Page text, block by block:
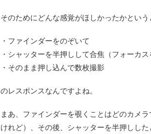
そのためにどんな感覚がほしかったかという
・ファインダーをのぞいて
・シャッターを半押しして合焦（フォーカス
・そのまま押し込んで数枚撮影
のレスポンスなんですよね。
まあ、ファインダーを覗くことはどのカメ
けれど）、その後、シャッターを半押しし